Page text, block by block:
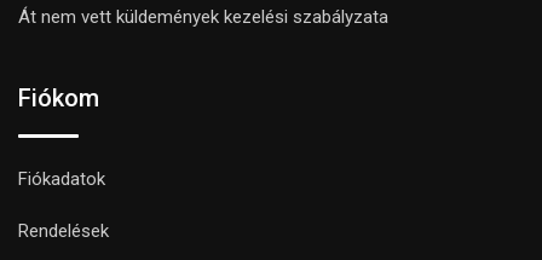
Át nem vett küldemények kezelési szabályzata
Fiókom
Fiókadatok
Rendelések